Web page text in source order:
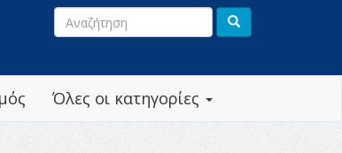
Όλες οι κατηγορίες